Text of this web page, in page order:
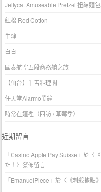
Jellycat Amuseable Pretzel 扭結麵包
紅棉 Red Cotton
牛肆
自自
國泰航空五段商務艙之旅
【仙台】牛舌料理閣
任天堂Alarmo鬧鐘
時常在這裡（四訪 / 草莓季）
近期留言
「Casino Apple Pay Suisse 」於〈
た！ 〉發佈留言
「EmanuelPlece 」於〈 《刺殺據點